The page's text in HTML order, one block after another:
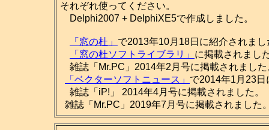
それぞれ使ってください。
Delphi2007 + DelphiXE5で作成しました。
「窓の杜」 で2013年10月18日に紹介されまし
「窓の杜ソフトライブラリ」 に掲載されまし
雑誌「Mr.PC」2014年2月号に掲載されました
「ベクターソフトニュース」 で2014年1月23
雑誌「iP!」 2014年4月号に掲載されました。
雑誌「Mr.PC」2019年7月号に掲載されました